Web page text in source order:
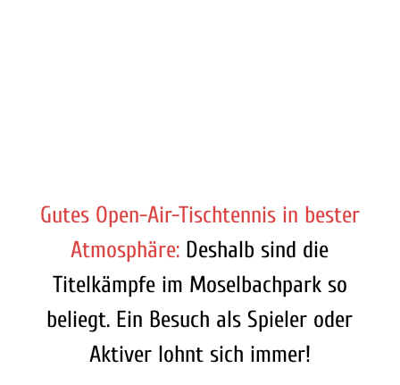
Gutes Open-Air-Tischtennis in bester
Atmosphäre: Deshalb sind die
Titelkämpfe im Moselbachpark so
beliegt. Ein Besuch als Spieler oder
Aktiver lohnt sich immer!